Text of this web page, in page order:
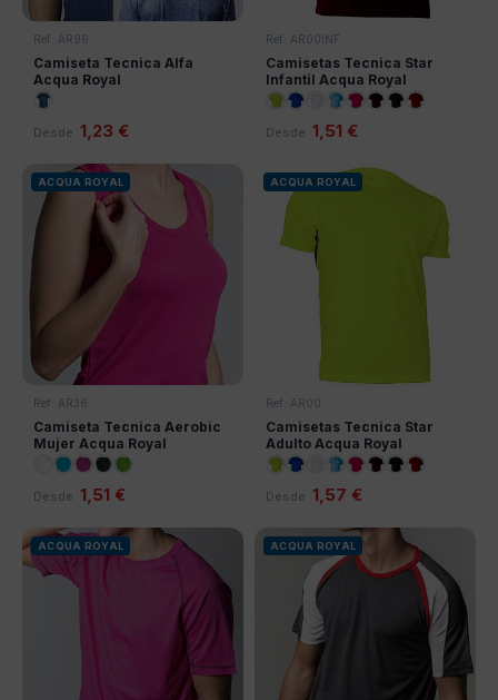
Ref: AR96
Camiseta Tecnica Alfa
Acqua Royal
Desde 1,23 €
Ref: AR00INF
Camisetas Tecnica Star
Infantil Acqua Royal
Desde 1,51 €
ACQUA ROYAL
Ref: AR36
Camiseta Tecnica Aerobic
Mujer Acqua Royal
Desde 1,51 €
ACQUA ROYAL
Ref: AR00
Camisetas Tecnica Star
Adulto Acqua Royal
Desde 1,57 €
ACQUA ROYAL ACQUA ROYAL